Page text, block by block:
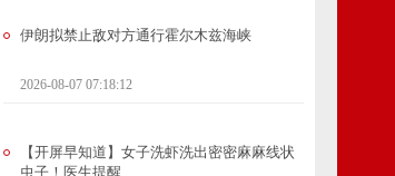
【开屏早知道】女子洗虾洗出密密麻麻线状
2026-08-07 07:18:35
开屏时光机｜东白沙河：“昆明第二只眼”看
见城市滨水生活